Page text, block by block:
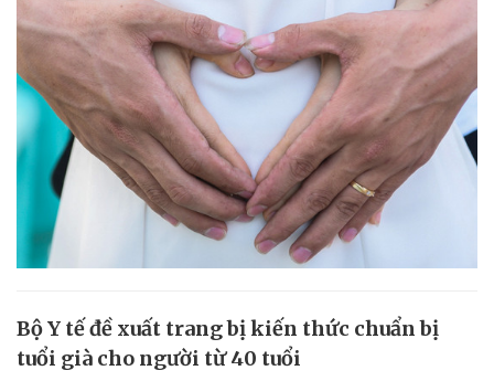
Bộ Y tế đề xuất trang bị kiến thức chuẩn bị
tuổi già cho người từ 40 tuổi